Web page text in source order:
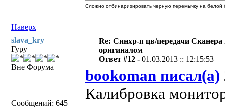
Наверх
Сложно отбинаризировать черную перемычку на белой
slava_kry
Гуру
Вне Форума
Сообщений: 645
Re: Синхр-я цв/передачи
оригиналом
Ответ #12 -01.03.2013 :: 12:15:53
bookoman писал(а)
Калибровка